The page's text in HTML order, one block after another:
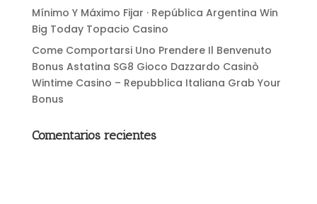
Mínimo Y Máximo Fijar · República Argentina Win
Big Today Topacio Casino
Come Comportarsi Uno Prendere Il Benvenuto
Bonus Astatina SG8 Gioco Dazzardo Casinò
Wintime Casino – Repubblica Italiana Grab Your
Bonus
Comentarios recientes